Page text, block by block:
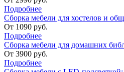
Подробнее
Сборка мебели для хостелов и
От 1090 руб.
Подробнее
Сборка мебели для домашних
От 3900 руб.
Подробнее